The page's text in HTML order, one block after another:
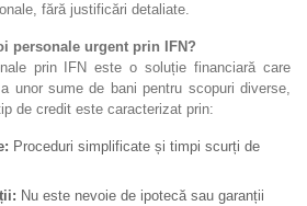
fără justificări detaliate.
personale urgent prin IFN?
prin IFN este o soluție financiară care
unor sume de bani pentru scopuri diverse,
de credit este caracterizat prin:
Proceduri simplificate și timpi scurți de
Nu este nevoie de ipotecă sau garanții